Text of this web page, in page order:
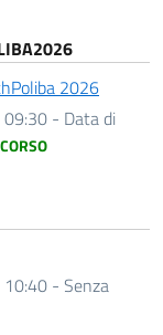
2026
- Data di
- Senza